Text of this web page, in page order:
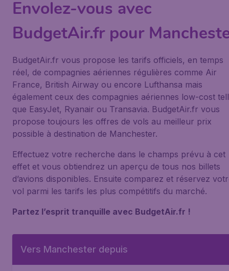
Envolez-vous avec
BudgetAir.fr pour
BudgetAir.fr vous propose les tarifs officiels, en temps
réel, de compagnies aériennes régulières comme Air
France, British Airway ou encore Lufthansa mais
également ceux des compagnies aériennes low-cost
que EasyJet, Ryanair ou Transavia. BudgetAir.fr vous
propose toujours les offres de vols au meilleur prix
possible à destination de Manchester.
Effectuez votre recherche dans le champs prévu à cet
effet et vous obtiendrez un aperçu de tous nos billets
d’avions disponibles. Ensuite comparez et réservez
vol parmi les tarifs les plus compétitifs du marché.
Partez l’esprit tranquille avec BudgetAir.fr !
Vers Manchester depuis